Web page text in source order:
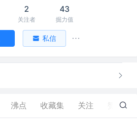
2
关注者
43
掘力值
私信
沸点 收藏集 关注 225